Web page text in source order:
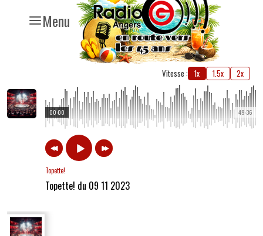
Menu
Vitesse : 1x 1.5x 2x
49:36
00:00
Topette!
Topette! du 09 11 2023